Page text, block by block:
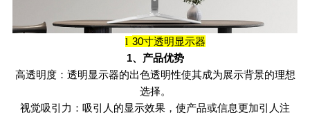
l 30寸透明显示器
1、产品优势
高透明度：透明显示器的出色透明性使其成为展示背景的理想
选择。
视觉吸引力：吸引人的显示效果，使产品或信息更加引人注